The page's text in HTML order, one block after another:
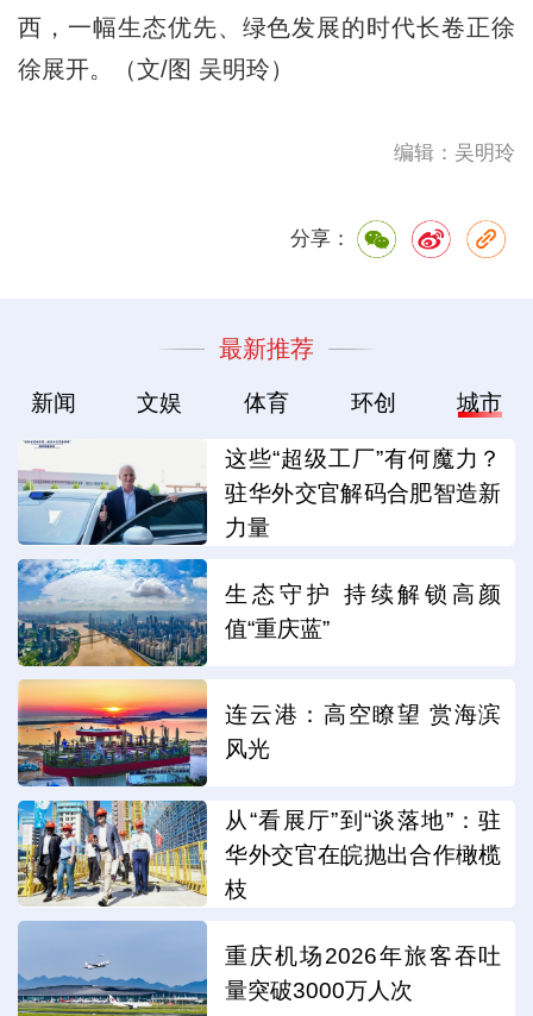
西，一幅生态优先、绿色发展的时代长卷正徐
徐展开。（文/图 吴明玲）
编辑：吴明玲
分享：
最新推荐
新闻 文娱 体育 环创 城市
这些“超级工厂”有何魔力？
驻华外交官解码合肥智造新
力量
生态守护 持续解锁高颜
值“重庆蓝”
连云港：高空瞭望 赏海滨
风光
从“看展厅”到“谈落地”：驻
华外交官在皖抛出合作橄榄
枝
重庆机场2026年旅客吞吐
量突破3000万人次